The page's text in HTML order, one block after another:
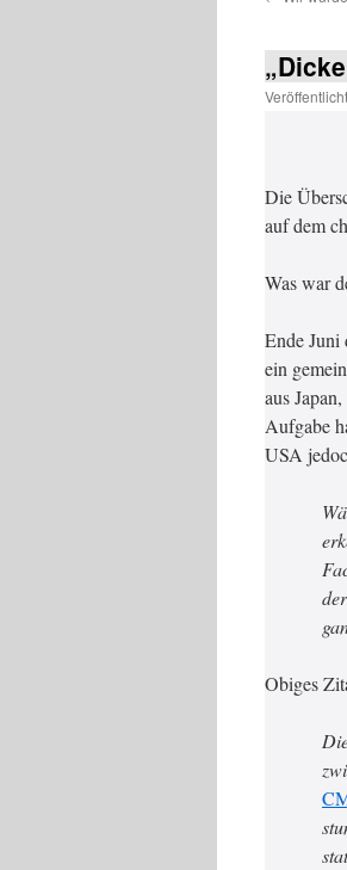
Die
auf dem
Was war
Ende Juni
ein
aus
Aufgabe
USA
Obiges